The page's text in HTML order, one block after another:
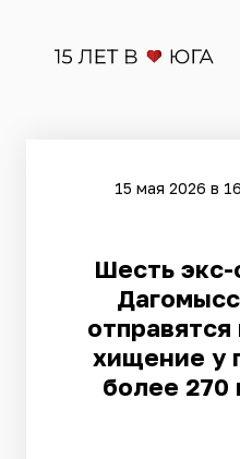
15 мая 2026 в
Шесть экс-
хищение у
более 270